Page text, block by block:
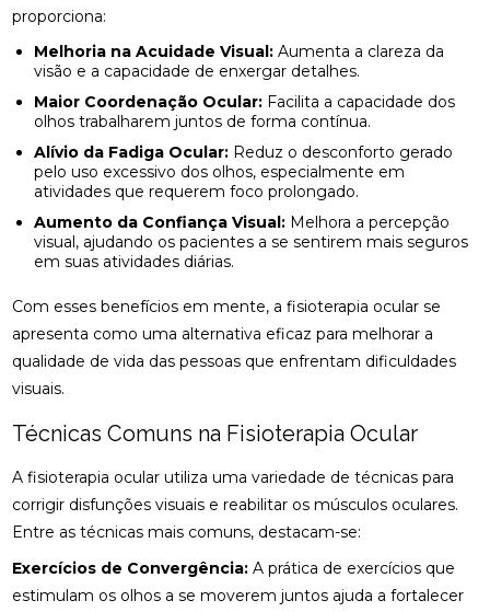
proporciona:
Melhoria na Acuidade Visual: Aumenta a clareza da
visão e a capacidade de enxergar detalhes.
Maior Coordenação Ocular: Facilita a capacidade dos
olhos trabalharem juntos de forma contínua.
Alívio da Fadiga Ocular: Reduz o desconforto gerado
pelo uso excessivo dos olhos, especialmente em
atividades que requerem foco prolongado.
Aumento da Confiança Visual: Melhora a percepção
visual, ajudando os pacientes a se sentirem mais seguros
em suas atividades diárias.
Com esses benefícios em mente, a fisioterapia ocular se
apresenta como uma alternativa eficaz para melhorar a
qualidade de vida das pessoas que enfrentam dificuldades
visuais.
Técnicas Comuns na Fisioterapia Ocular
A fisioterapia ocular utiliza uma variedade de técnicas para
corrigir disfunções visuais e reabilitar os músculos oculares.
Entre as técnicas mais comuns, destacam-se:
Exercícios de Convergência: A prática de exercícios que
estimulam os olhos a se moverem juntos ajuda a fortalecer
BENEFÍCIOS DA PALMILA ORTOPÉDICA PARA
SAÚDE
BENEFÍCIOS DA PALMILHA PARA JOANETE QUE
VOCÊ PRECISA CONHECER
BENEFÍCIOS DA QUIROPRAXIA CERVICAL
SAÚDE
BENEFÍCIOS DA QUIROPRAXIA CERVICAL PARA SUA
BENEFÍCIOS DA QUIROPRAXIA CERVICAL: UM GUIA
COMPLETO
BENEFÍCIOS DA QUIROPRAXIA PARA A SAÚDE
NERVO CIÁTICO